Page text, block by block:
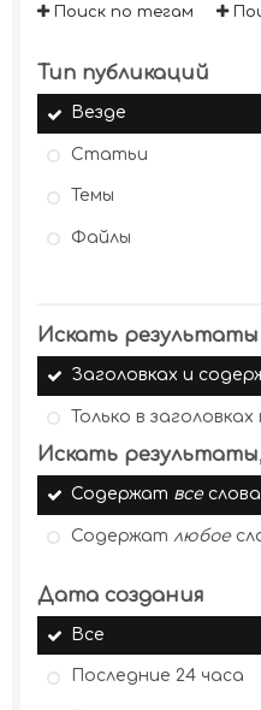
Поиск по тегам
Тип публикаций
Везде
Статьи
Темы
Файлы
Искать результаты
Заголовках и
Только в
Искать
Содержат все
Содержат любое
Дата создания
Все
Последние 24 часа